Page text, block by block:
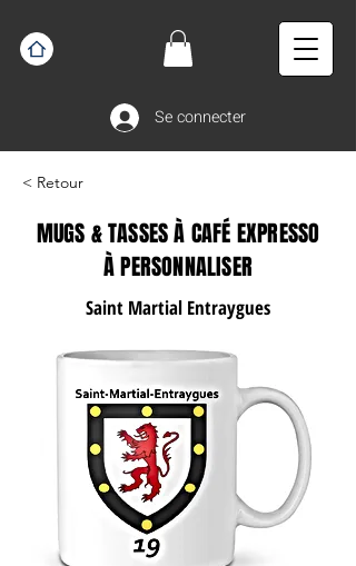
Se connecter
< Retour
MUGS & TASSES À CAFÉ EXPRESSO
À PERSONNALISER
Saint Martial Entraygues